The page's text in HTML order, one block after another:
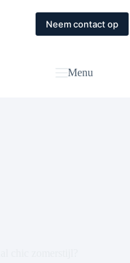
Contact
Neem contact op
Menu